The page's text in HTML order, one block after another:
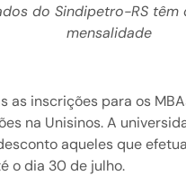
do Sindipetro-RS têm
mensalidade
as inscrições para os
na Unisinos. A
aqueles que
o dia 30 de julho.